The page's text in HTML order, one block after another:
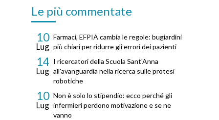
Le più commentate
10
Lug
Farmaci, EFPIA cambia le regole: bugiardini
più chiari per ridurre gli errori dei pazienti
14
Lug
I ricercatori della Scuola Sant'Anna
all'avanguardia nella ricerca sulle protesi
robotiche
10
Lug
Non è solo lo stipendio: ecco perché gli
infermieri perdono motivazione e se ne
vanno